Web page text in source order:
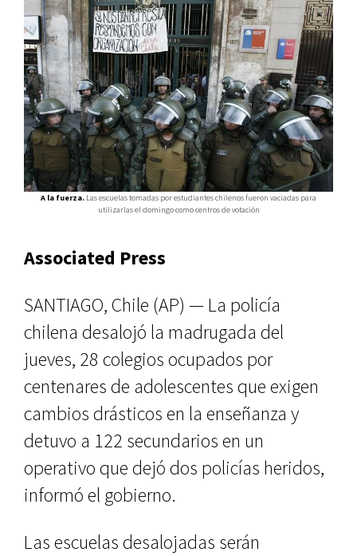
A la fuerza. Las escuelas tomadas por estudiantes chilenos fueron vaciadas para
utilizarlas el domingo como centros de votación
Associated Press
SANTIAGO, Chile (AP) — La policía
chilena desalojó la madrugada del
jueves, 28 colegios ocupados por
centenares de adolescentes que exigen
cambios drásticos en la enseñanza y
detuvo a 122 secundarios en un
operativo que dejó dos policías heridos,
informó el gobierno.
Las escuelas desalojadas serán